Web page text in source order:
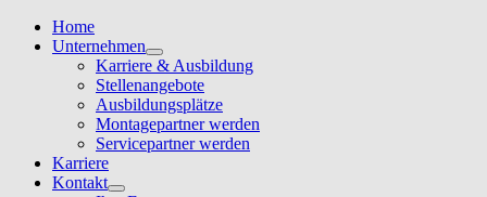
Home
Unternehmen
Karriere & Ausbildung
Stellenangebote
Ausbildungsplätze
Montagepartner werden
Servicepartner werden
Karriere
Kontakt